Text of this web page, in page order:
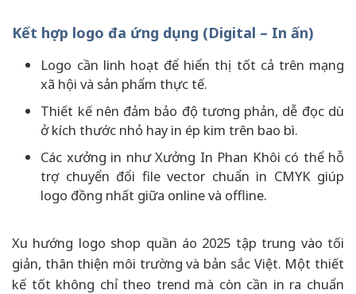
Kết hợp logo đa ứng dụng (Digital – In ấn)
Logo cần linh hoạt để hiển thị tốt cả trên mạng
xã hội và sản phẩm thực tế.
Thiết kế nên đảm bảo độ tương phản, dễ đọc dù
ở kích thước nhỏ hay in ép kim trên bao bì.
Các xưởng in như Xưởng In Phan Khôi có thể hỗ
trợ chuyển đổi file vector chuẩn in CMYK giúp
logo đồng nhất giữa online và offline.
Xu hướng logo shop quần áo 2025 tập trung vào tối
giản, thân thiện môi trường và bản sắc Việt. Một thiết
kế tốt không chỉ theo trend mà còn cần in ra chuẩn